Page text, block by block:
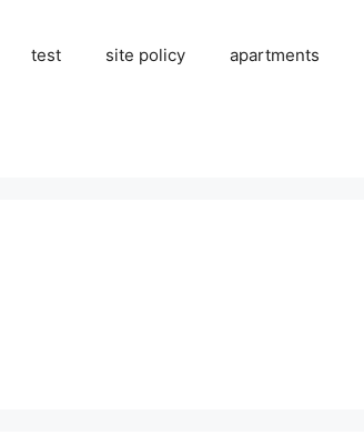
apartments
site policy
test